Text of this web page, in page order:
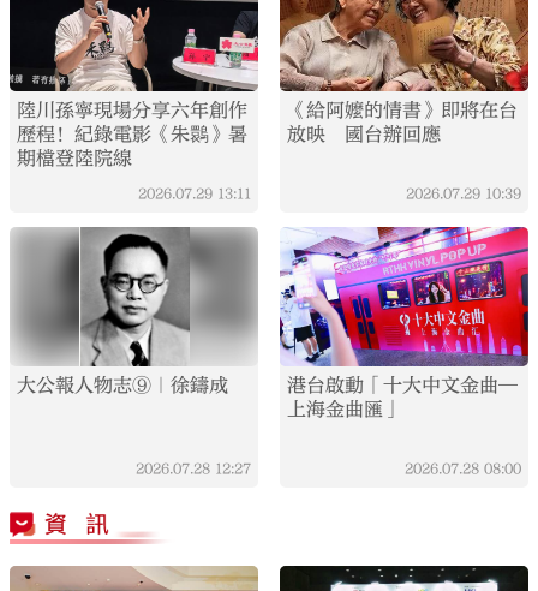
陸川孫寧現場分享六年創作
歷程！紀錄電影《朱䴉》暑
期檔登陸院線
2026.07.29 13:11
《給阿嬤的情書》即將在台
放映 國台辦回應
2026.07.29 10:39
大公報人物志⑨｜徐鑄成
2026.07.28 12:27
港台啟動「十大中文金曲—
上海金曲匯」
2026.07.28 08:00